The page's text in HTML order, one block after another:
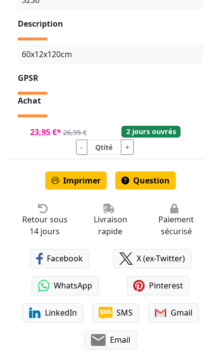
Description
60x12x120cm
GPSR
Achat
23,95 €* 26,95 €
2 jours ouvrés
-
+
Imprimer Question
Retour sous
14 jours
Livraison
rapide
Paiement
sécurisé
Facebook X (ex-Twitter)
WhatsApp Pinterest
LinkedIn SMS Gmail
Email